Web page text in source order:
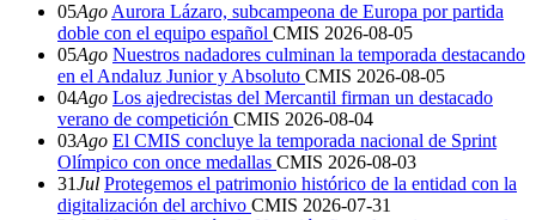
05Ago Aurora Lázaro, subcampeona de Europa por partida
doble con el equipo español CMIS 2026-08-05
05Ago Nuestros nadadores culminan la temporada destacando
en el Andaluz Junior y Absoluto CMIS 2026-08-05
04Ago Los ajedrecistas del Mercantil firman un destacado
verano de competición CMIS 2026-08-04
03Ago El CMIS concluye la temporada nacional de Sprint
Olímpico con once medallas CMIS 2026-08-03
31Jul Protegemos el patrimonio histórico de la entidad con la
digitalización del archivo CMIS 2026-07-31